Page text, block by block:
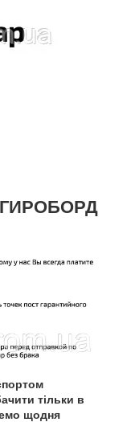
тільки в
щодня